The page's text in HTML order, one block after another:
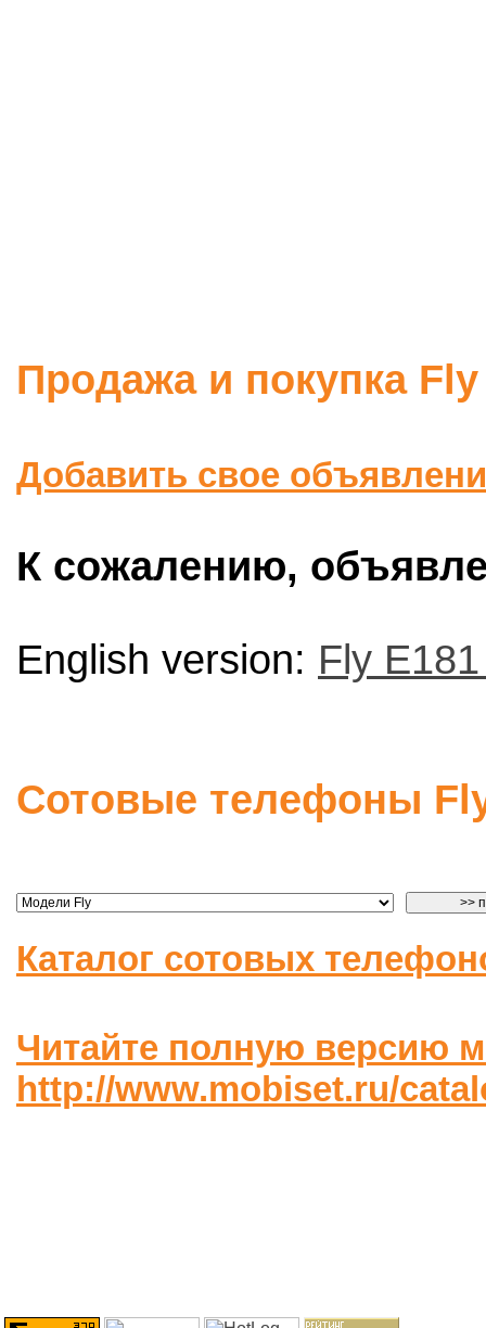
Продажа и покупка
Добавить свое
К сожалению,
English version: Fly
Сотовые телефоны
Каталог сотовых
Читайте полную версию
http://www.mobiset.ru/